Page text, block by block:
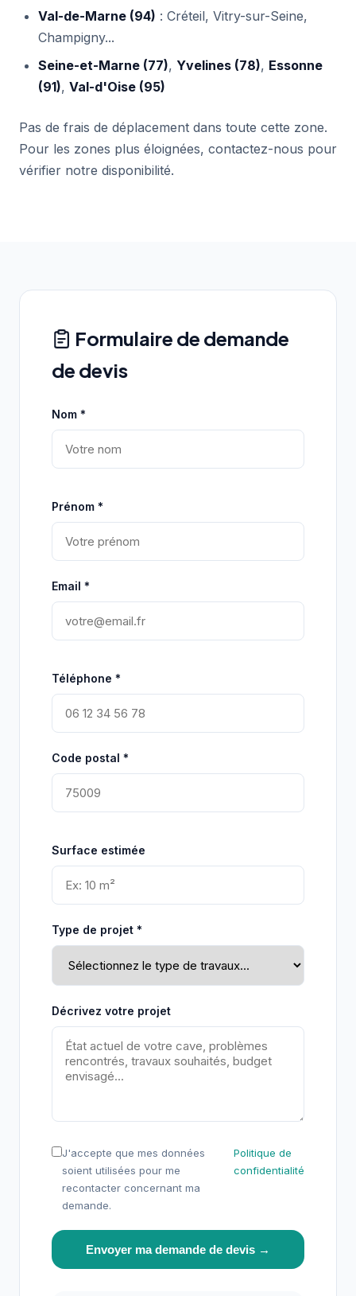
Val-de-Marne (94) : Créteil, Vitry-sur-Seine,
Champigny...
Seine-et-Marne (77), Yvelines (78), Essonne
(91), Val-d'Oise (95)
Pas de frais de déplacement dans toute cette zone.
Pour les zones plus éloignées, contactez-nous pour
vérifier notre disponibilité.
Formulaire de demande
de devis
Nom *
Prénom *
Email *
Téléphone *
Code postal *
Surface estimée
Type de projet *
Décrivez votre projet
J'accepte que mes données
soient utilisées pour me
recontacter concernant ma
demande.
Politique de
confidentialité
Envoyer ma demande de devis →